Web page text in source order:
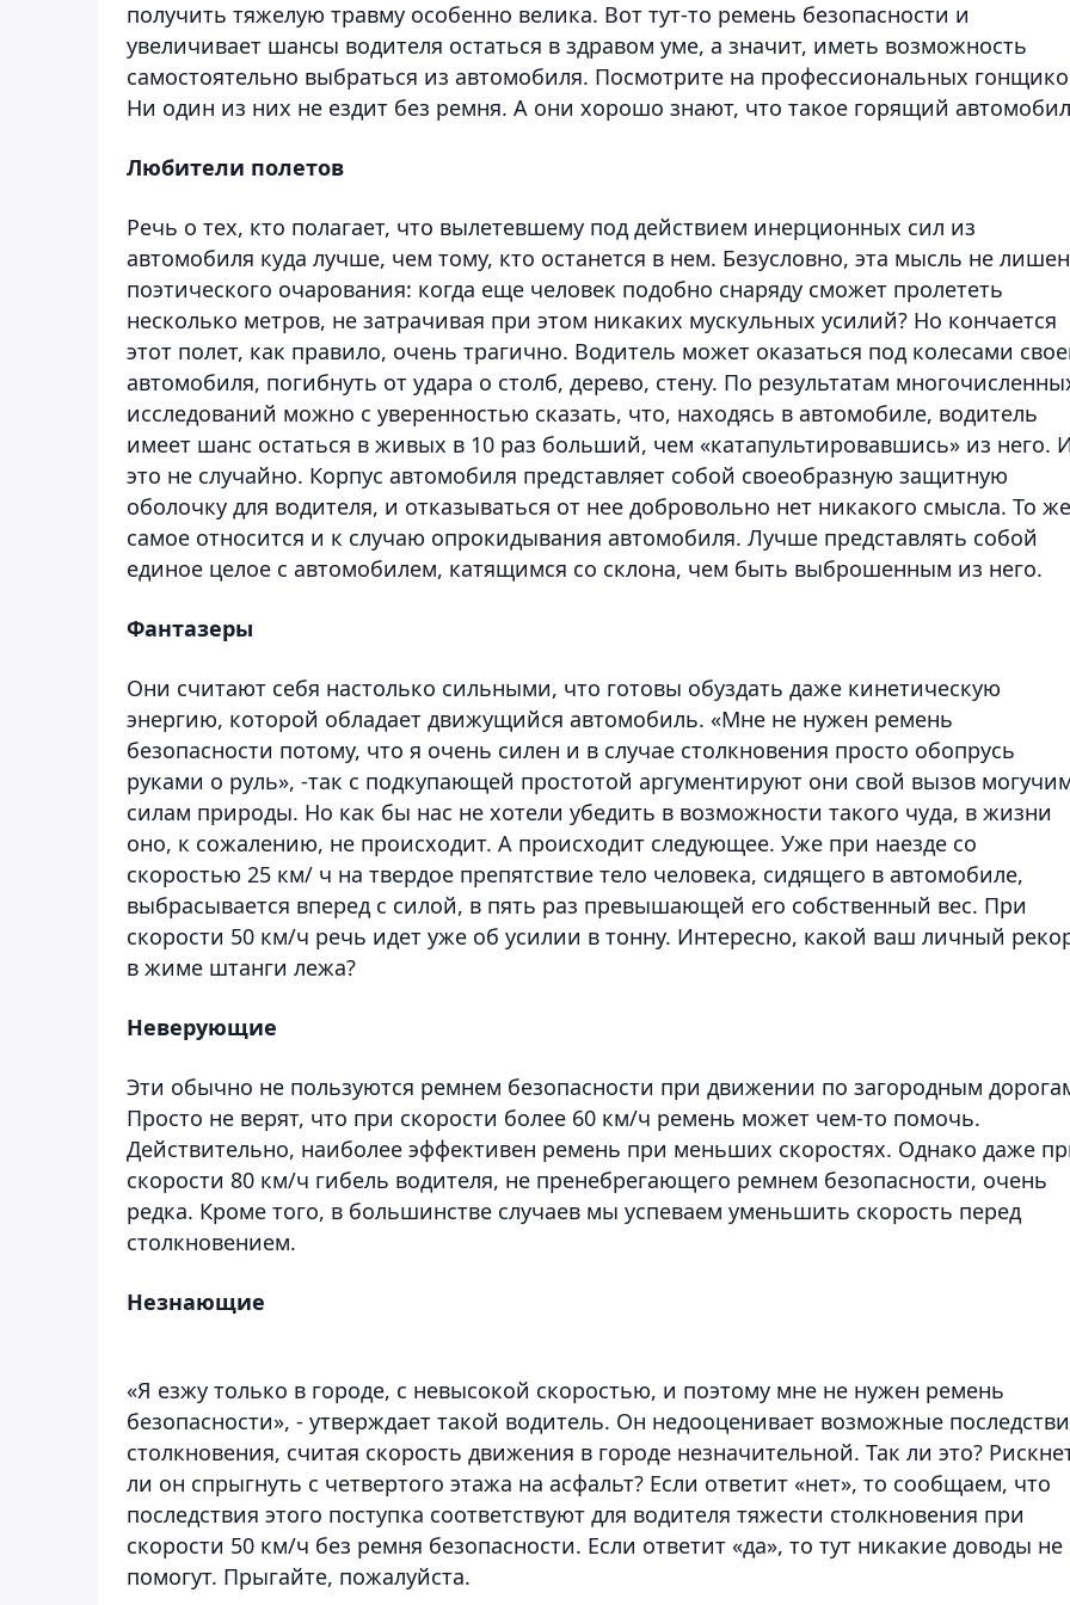
получить тяжелую травму особенно велика. Вот тут-то ремень безопасности и
увеличивает шансы водителя остаться в здравом уме, а значит, иметь возможность
самостоятельно выбраться из автомобиля. Посмотрите на профессиональных
Ни один из них не ездит без ремня. А они хорошо знают, что такое горящий
Любители полетов
Речь о тех, кто полагает, что вылетевшему под действием инерционных сил из
автомобиля куда лучше, чем тому, кто останется в нем. Безусловно, эта мысль не
поэтического очарования: когда еще человек подобно снаряду сможет пролететь
несколько метров, не затрачивая при этом никаких мускульных усилий? Но кончается
этот полет, как правило, очень трагично. Водитель может оказаться под колесами
автомобиля, погибнуть от удара о столб, дерево, стену. По результатам
исследований можно с уверенностью сказать, что, находясь в автомобиле, водитель
имеет шанс остаться в живых в 10 раз больший, чем «катапультировавшись» из него.
это не случайно. Корпус автомобиля представляет собой своеобразную защитную
оболочку для водителя, и отказываться от нее добровольно нет никакого смысла. То же
самое относится и к случаю опрокидывания автомобиля. Лучше представлять собой
единое целое с автомобилем, катящимся со склона, чем быть выброшенным из него.
Фантазеры
Они считают себя настолько сильными, что готовы обуздать даже кинетическую
энергию, которой обладает движущийся автомобиль. «Мне не нужен ремень
безопасности потому, что я очень силен и в случае столкновения просто обопрусь
руками о руль», -так с подкупающей простотой аргументируют они свой вызов
силам природы. Но как бы нас не хотели убедить в возможности такого чуда, в жизни
оно, к сожалению, не происходит. А происходит следующее. Уже при наезде со
скоростью 25 км/ ч на твердое препятствие тело человека, сидящего в автомобиле,
выбрасывается вперед с силой, в пять раз превышающей его собственный вес. При
скорости 50 км/ч речь идет уже об усилии в тонну. Интересно, какой ваш личный
в жиме штанги лежа?
Неверующие
Эти обычно не пользуются ремнем безопасности при движении по загородным
Просто не верят, что при скорости более 60 км/ч ремень может чем-то помочь.
Действительно, наиболее эффективен ремень при меньших скоростях. Однако даже
скорости 80 км/ч гибель водителя, не пренебрегающего ремнем безопасности, очень
редка. Кроме того, в большинстве случаев мы успеваем уменьшить скорость перед
столкновением.
Незнающие
«Я езжу только в городе, с невысокой скоростью, и поэтому мне не нужен ремень
безопасности», - утверждает такой водитель. Он недооценивает возможные
столкновения, считая скорость движения в городе незначительной. Так ли это?
ли он спрыгнуть с четвертого этажа на асфальт? Если ответит «нет», то сообщаем, что
последствия этого поступка соответствуют для водителя тяжести столкновения при
скорости 50 км/ч без ремня безопасности. Если ответит «да», то тут никакие доводы не
помогут. Прыгайте, пожалуйста.